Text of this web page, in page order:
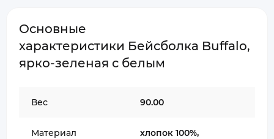
Основные
характеристики Бейсболка Buffalo,
ярко-зеленая с белым
Вес 90.00
Материал
хлопок 100%,